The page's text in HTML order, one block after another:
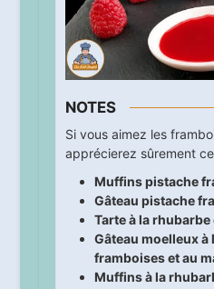
NOTES
Si vous aimez les
apprécierez sûrement
Muffins pistache
Gâteau pistache
Tarte à la
Gâteau moelleux à
framboises et au
Muffins à la